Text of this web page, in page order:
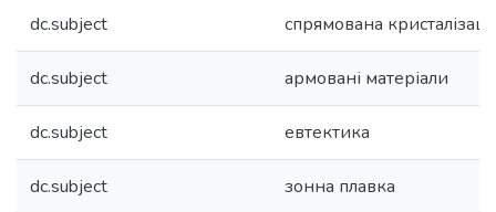
dc.subject спрямована
dc.subject армовані матеріали
dc.subject евтектика
dc.subject зонна плавка